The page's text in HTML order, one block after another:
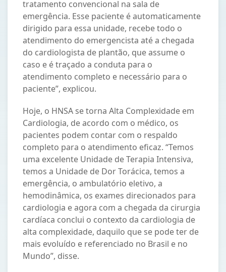
tratamento convencional na sala de
emergência. Esse paciente é automaticamente
dirigido para essa unidade, recebe todo o
atendimento do emergencista até a chegada
do cardiologista de plantão, que assume o
caso e é traçado a conduta para o
atendimento completo e necessário para o
paciente”, explicou.
Hoje, o HNSA se torna Alta Complexidade em
Cardiologia, de acordo com o médico, os
pacientes podem contar com o respaldo
completo para o atendimento eficaz. “Temos
uma excelente Unidade de Terapia Intensiva,
temos a Unidade de Dor Torácica, temos a
emergência, o ambulatório eletivo, a
hemodinâmica, os exames direcionados para
cardiologia e agora com a chegada da cirurgia
cardíaca conclui o contexto da cardiologia de
alta complexidade, daquilo que se pode ter de
mais evoluído e referenciado no Brasil e no
Mundo”, disse.